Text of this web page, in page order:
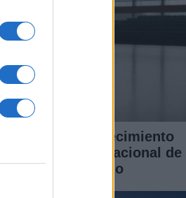
Galdo y el crecimiento
Concurso Internacional de
Cidade de Vigo